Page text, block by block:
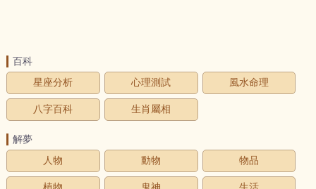
百科
星座分析
心理測試 風水命理
八字百科 生肖屬相
解夢
人物
動物 物品